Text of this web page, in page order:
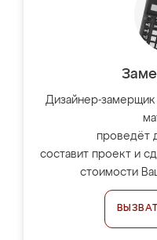
Дизайнер-
проведёт
составит проект и
стоимости